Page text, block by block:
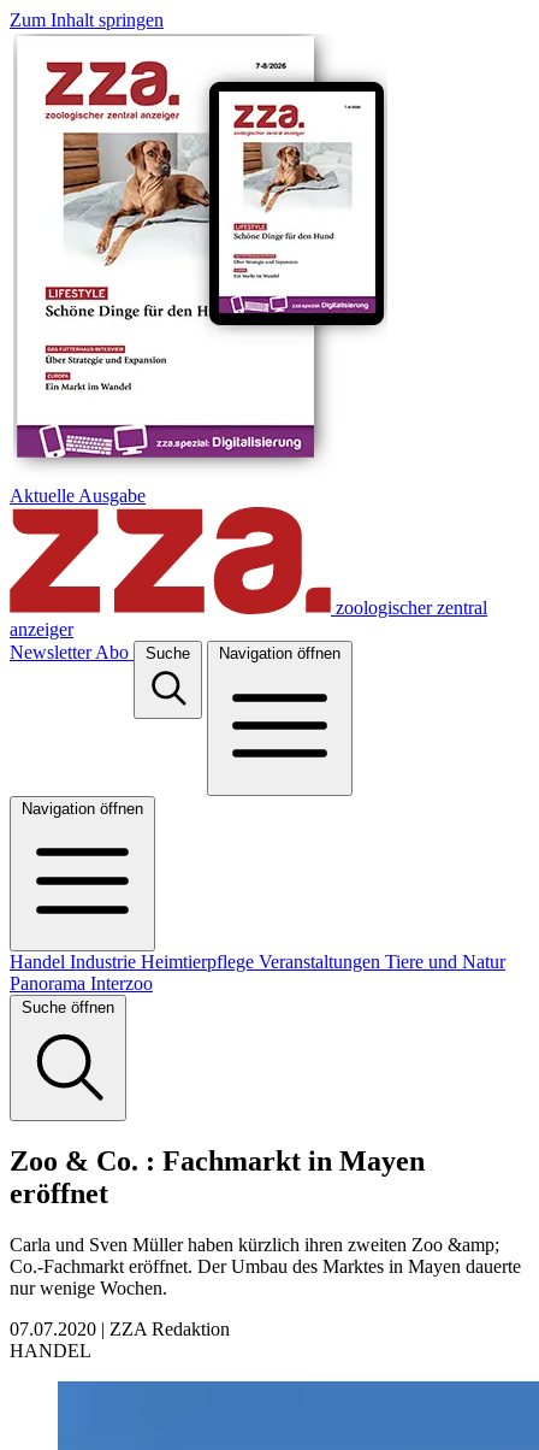
Zum Inhalt springen
Aktuelle Ausgabe
zoologischer zentral
anzeiger
Newsletter Abo Suche Navigation öffnen
Navigation öffnen
Handel Industrie Heimtierpflege Veranstaltungen Tiere und Natur
Panorama Interzoo
Suche öffnen
Zoo & Co. : Fachmarkt in Mayen
eröffnet
Carla und Sven Müller haben kürzlich ihren zweiten Zoo &amp;
Co.-Fachmarkt eröffnet. Der Umbau des Marktes in Mayen dauerte
nur wenige Wochen.
07.07.2020 | ZZA Redaktion
HANDEL